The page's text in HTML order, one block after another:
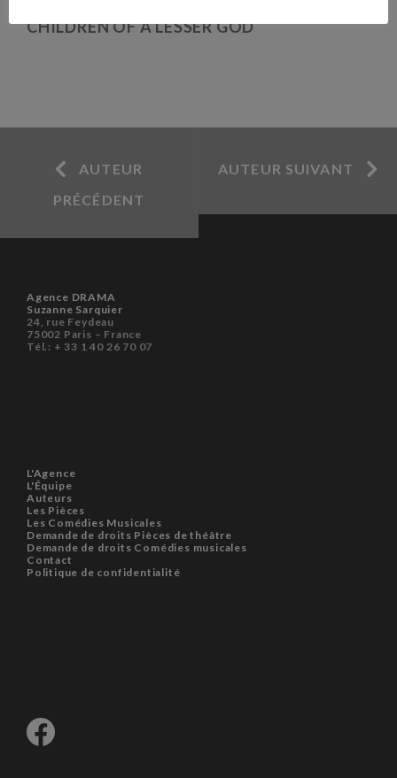
CHILDREN OF A LESSER GOD
AUTEUR
PRÉCÉDENT
AUTEUR SUIVANT
Agence DRAMA
Suzanne Sarquier
24, rue Feydeau
75002 Paris – France
Tél.: + 33 1 40 26 70 07
L'Agence
L'Équipe
Auteurs
Les Pièces
Les Comédies Musicales
Demande de droits Pièces de théâtre
Demande de droits Comédies musicales
Contact
Politique de confidentialité